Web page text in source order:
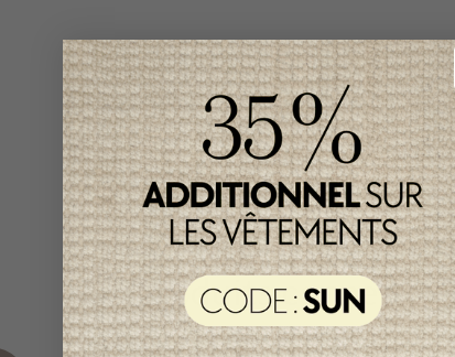
Produits connexes